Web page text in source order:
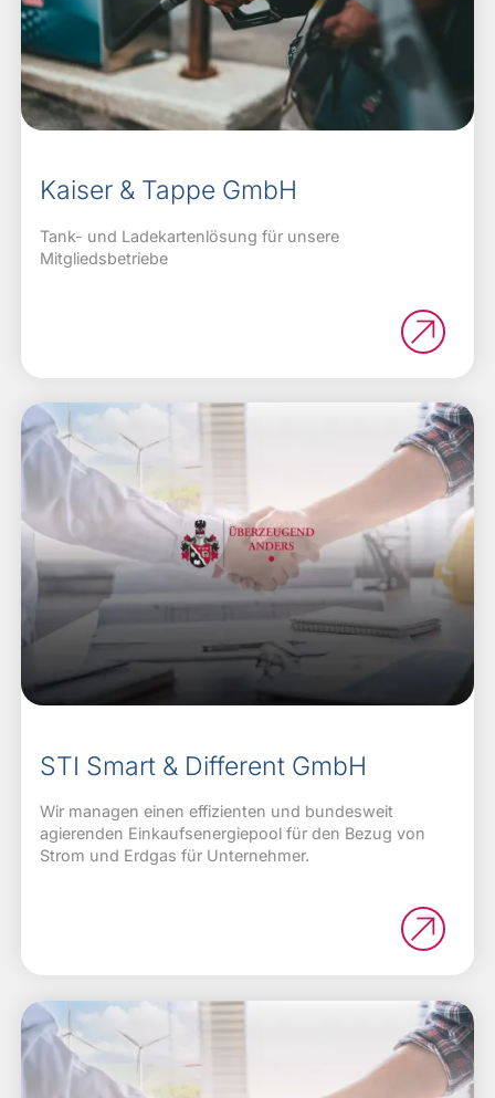
Kaiser & Tappe GmbH
Tank- und Ladekartenlösung für unsere
Mitgliedsbetriebe
Bild
STI Smart & Different GmbH
Wir managen einen effizienten und bundesweit
agierenden Einkaufsenergiepool für den Bezug von
Strom und Erdgas für Unternehmer.
Bild